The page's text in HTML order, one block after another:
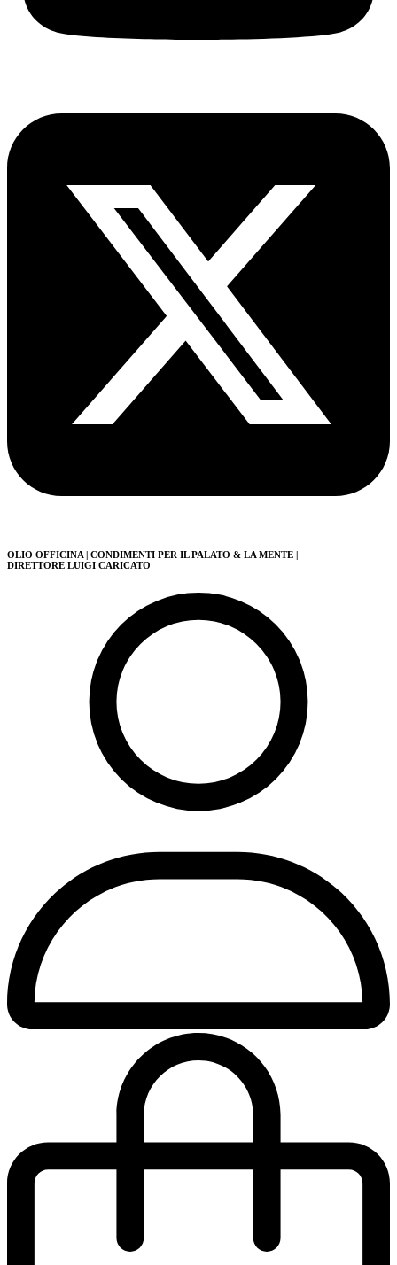
OLIO OFFICINA | CONDIMENTI PER IL PALATO & LA MENTE |
DIRETTORE LUIGI CARICATO